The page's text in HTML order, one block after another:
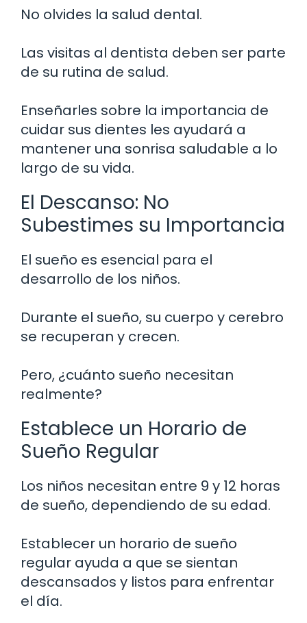
No olvides la salud dental.
Las visitas al dentista deben ser parte
de su rutina de salud.
Enseñarles sobre la importancia de
cuidar sus dientes les ayudará a
mantener una sonrisa saludable a lo
largo de su vida.
El Descanso: No
Subestimes su Importancia
El sueño es esencial para el
desarrollo de los niños.
Durante el sueño, su cuerpo y cerebro
se recuperan y crecen.
Pero, ¿cuánto sueño necesitan
realmente?
Establece un Horario de
Sueño Regular
Los niños necesitan entre 9 y 12 horas
de sueño, dependiendo de su edad.
Establecer un horario de sueño
regular ayuda a que se sientan
descansados y listos para enfrentar
el día.